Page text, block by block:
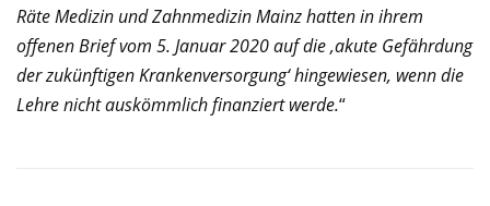
Räte Medizin und Zahnmedizin Mainz hatten in ihrem
offenen Brief vom 5. Januar 2020 auf die ‚akute Gefährdung
der zukünftigen Krankenversorgung‘ hingewiesen, wenn die
Lehre nicht auskömmlich finanziert werde.“